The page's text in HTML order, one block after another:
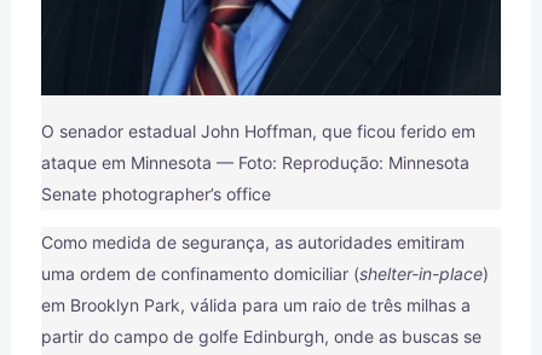
O senador estadual John Hoffman, que ficou ferido em
ataque em Minnesota — Foto: Reprodução: Minnesota
Senate photographer’s office
Como medida de segurança, as autoridades emitiram
uma ordem de confinamento domiciliar (shelter-in-place)
em Brooklyn Park, válida para um raio de três milhas a
partir do campo de golfe Edinburgh, onde as buscas se